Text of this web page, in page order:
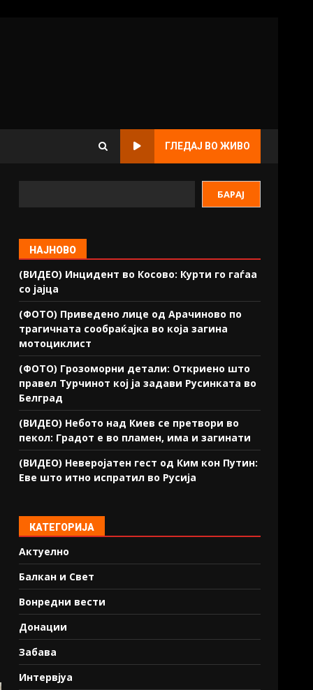
ГЛЕДАЈ ВО ЖИВО
БАРАЈ
НАЈНОВО
(ВИДЕО) Инцидент во Косово: Курти го гаѓаа
со јајца
(ФОТО) Приведено лице од Арачиново по
трагичната сообраќајка во која загина
мотоциклист
(ФОТО) Грозоморни детали: Откриено што
правел Турчинот кој ја задави Русинката во
Белград
(ВИДЕО) Небото над Киев се претвори во
пекол: Градот е во пламен, има и загинати
(ВИДЕО) Неверојатен гест од Ким кон Путин:
Еве што итно испратил во Русија
КАТЕГОРИЈА
Актуелно
Балкан и Свет
Вонредни вести
Донации
Забава
Интервјуа